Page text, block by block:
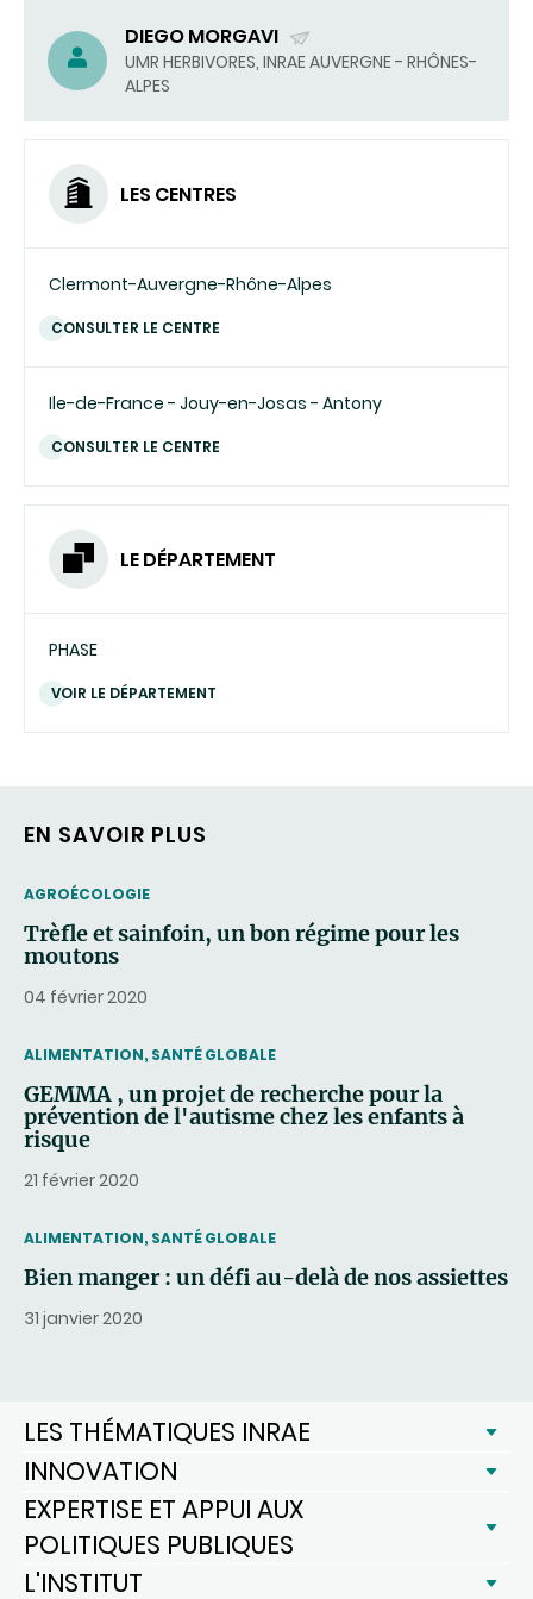
DIEGO MORGAVI
(ENVOYER
UN
COURRIEL)
UMR HERBIVORES, INRAE AUVERGNE - RHÔNES-
ALPES
LES CENTRES
Clermont-Auvergne-Rhône-Alpes
CONSULTER LE CENTRE
Ile-de-France - Jouy-en-Josas - Antony
CONSULTER LE CENTRE
LE DÉPARTEMENT
PHASE
VOIR LE DÉPARTEMENT
EN SAVOIR PLUS
THEMATIC
AGROÉCOLOGIE
Trèfle et sainfoin, un bon régime pour les
moutons
04 février 2020
THEMATIC
ALIMENTATION, SANTÉ GLOBALE
GEMMA , un projet de recherche pour la
prévention de l'autisme chez les enfants à
risque
21 février 2020
THEMATIC
ALIMENTATION, SANTÉ GLOBALE
Bien manger : un défi au-delà de nos assiettes
31 janvier 2020
LES THÉMATIQUES INRAE
INNOVATION
EXPERTISE ET APPUI AUX
POLITIQUES PUBLIQUES
L'INSTITUT